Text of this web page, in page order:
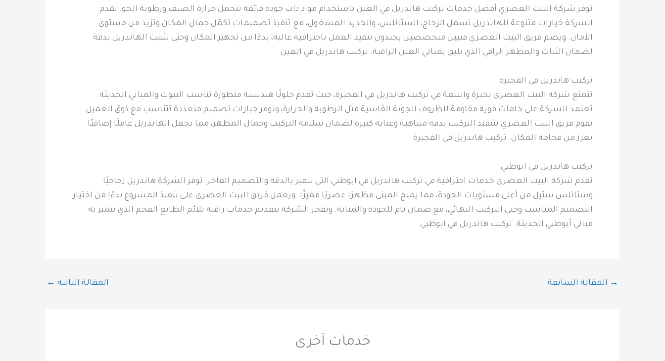
توفر شركة البيت العصري أفضل خدمات تركيب هاندريل في العين باستخدام مواد ذات جودة فائقة تتحمل حرارة الصيف ورطوبة الجو. تقدم
الشركة خيارات متنوعة للهاندريل تشمل الزجاج، الستانلس، والحديد المشغول، مع تنفيذ تصميمات تكمّل جمال المكان وتزيد من مستوى
الأمان. ويضم فريق البيت العصري فنيين متخصصين يجيدون تنفيذ العمل باحترافية عالية، بدءًا من تجهيز المكان وحتى تثبيت الهاندريل بدقة
لضمان الثبات والمظهر الراقي الذي يليق بمباني العين الراقية. تركيب هاندريل في العين
تركيب هاندريل في الفجيرة
تتمتع شركة البيت العصري بخبرة واسعة في تركيب هاندريل في الفجيرة، حيث تقدم حلولًا هندسية متطورة تناسب البيوت والمباني الحديثة.
تعتمد الشركة على خامات قوية مقاومة للظروف الجوية القاسية مثل الرطوبة والحرارة، وتوفر خيارات تصميم متعددة تتناسب مع ذوق العميل.
يقوم فريق البيت العصري بتنفيذ التركيب بدقة متناهية وعناية كبيرة لضمان سلامة التركيب وجمال المظهر، مما يجعل الهاندريل عاملًا إضافيًا
يعزز من فخامة المكان. تركيب هاندريل في الفجيرة
تركيب هاندريل في ابوظبي
تقدم شركة البيت العصري خدمات احترافية في تركيب هاندريل في ابوظبي التي تتميز بالدقة والتصميم الفاخر. توفر الشركة هاندريل زجاجيًا
وستانلس ستيل من أعلى مستويات الجودة، مما يمنح المبنى مظهرًا عصريًا مميزًا. ويعمل فريق البيت العصري على تنفيذ المشروع بدءًا من اختيار
التصميم المناسب وحتى التركيب النهائي، مع ضمان تام للجودة والمتانة. وتفخر الشركة بتقديم خدمات راقية تلائم الطابع الفخم الذي تتميز به
مباني أبوظبي الحديثة. تركيب هاندريل في ابوظبي
→ المقالة السابقة المقالة التالية ←
خدمات آخرى